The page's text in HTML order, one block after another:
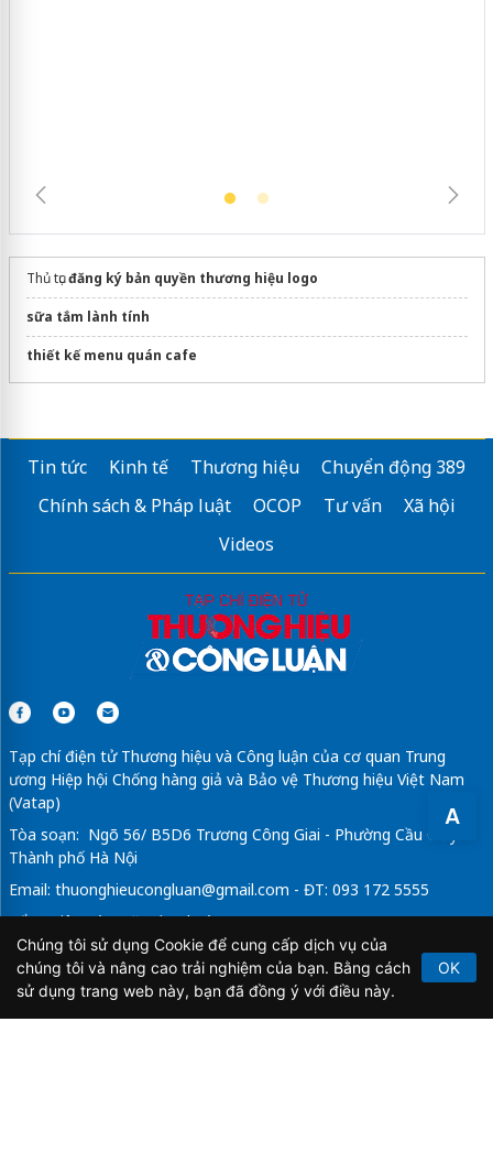
A
Thủ tụcđăng ký bản quyền thương hiệu logo
sữa tắm lành tính
thiết kế menu quán cafe
Tin tức Kinh tế Thương hiệu
Chuyển động 389
Chính sách & Pháp luật
OCOP Tư vấn
Xã hội
Videos
Tạp chí điện tử Thương hiệu và Công luận của cơ quan Trung
ương Hiệp hội Chống hàng giả và Bảo vệ Thương hiệu Việt Nam
(Vatap)
Tòa soạn: Ngõ 56/ B5D6 Trương Công Giai - Phường Cầu Giấy -
Thành phố Hà Nội
Email: thuonghieucongluan@gmail.com - ĐT: 093 172 5555
Tổng Biên Tập: Vũ Đức Thuận
Giấy phép hoạt động báo chí điện tử số 64/GP-BTTTT do Bộ
Thông tin và Truyền thông cấp ngày 21/2/2020.
Chúng tôi sử dụng Cookie để cung cấp dịch vụ của
chúng tôi và nâng cao trải nghiệm của bạn. Bằng cách
sử dụng trang web này, bạn đã đồng ý với điều này.
OK